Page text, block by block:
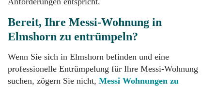
Bereit, Ihre Messi-Wohnung in
Elmshorn zu entrümpeln?
Wenn Sie sich in Elmshorn befinden und eine
professionelle Entrümpelung für Ihre Messi-Wohnung
suchen, zögern Sie nicht, Messi Wohnungen zu